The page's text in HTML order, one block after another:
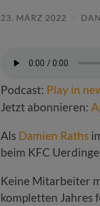
23. MÄRZ 2022
Podcast: Play in
Jetzt abonnieren:
Als Damien Raths
beim KFC
Keine Mitarbeiter
kompletten Jahres